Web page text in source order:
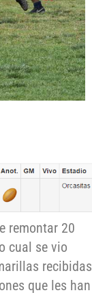
remontar 20
cual se vio
recibidas
que les han